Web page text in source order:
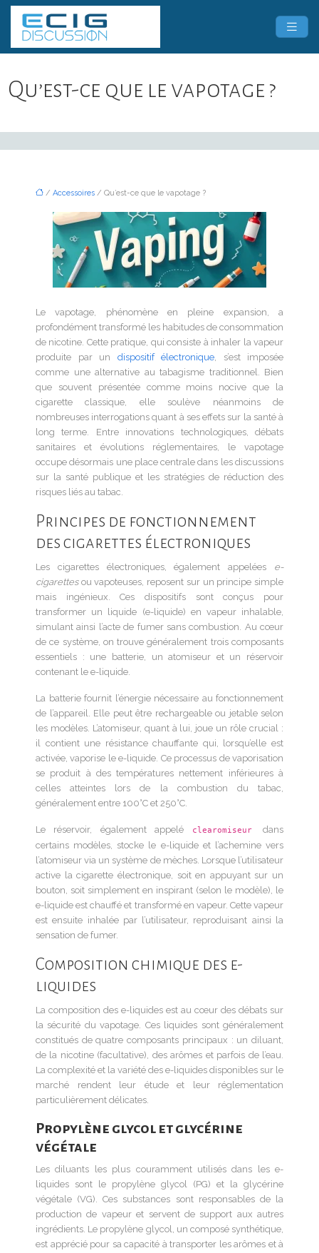
Qu’est-ce que le vapotage ?
/ Accessoires / Qu’est-ce que le vapotage ?
Le vapotage, phénomène en pleine expansion, a
profondément transformé les habitudes de consommation
de nicotine. Cette pratique, qui consiste à inhaler la vapeur
produite par un dispositif électronique, s’est imposée
comme une alternative au tabagisme traditionnel. Bien
que souvent présentée comme moins nocive que la
cigarette classique, elle soulève néanmoins de
nombreuses interrogations quant à ses effets sur la santé à
long terme. Entre innovations technologiques, débats
sanitaires et évolutions réglementaires, le vapotage
occupe désormais une place centrale dans les discussions
sur la santé publique et les stratégies de réduction des
risques liés au tabac.
Principes de fonctionnement
des cigarettes électroniques
Les cigarettes électroniques, également appelées e-
cigarettes ou vapoteuses, reposent sur un principe simple
mais ingénieux. Ces dispositifs sont conçus pour
transformer un liquide (e-liquide) en vapeur inhalable,
simulant ainsi l’acte de fumer sans combustion. Au cœur
de ce système, on trouve généralement trois composants
essentiels : une batterie, un atomiseur et un réservoir
contenant le e-liquide.
La batterie fournit l’énergie nécessaire au fonctionnement
de l’appareil. Elle peut être rechargeable ou jetable selon
les modèles. L’atomiseur, quant à lui, joue un rôle crucial :
il contient une résistance chauffante qui, lorsqu’elle est
activée, vaporise le e-liquide. Ce processus de vaporisation
se produit à des températures nettement inférieures à
celles atteintes lors de la combustion du tabac,
généralement entre 100°C et 250°C.
Le réservoir, également appelé clearomiseurdans
certains modèles, stocke le e-liquide et l’achemine vers
l’atomiseur via un système de mèches. Lorsque l’utilisateur
active la cigarette électronique, soit en appuyant sur un
bouton, soit simplement en inspirant (selon le modèle), le
e-liquide est chauffé et transformé en vapeur. Cette vapeur
est ensuite inhalée par l’utilisateur, reproduisant ainsi la
sensation de fumer.
Composition chimique des e-
liquides
La composition des e-liquides est au cœur des débats sur
la sécurité du vapotage. Ces liquides sont généralement
constitués de quatre composants principaux : un diluant,
de la nicotine (facultative), des arômes et parfois de l’eau.
La complexité et la variété des e-liquides disponibles sur le
marché rendent leur étude et leur réglementation
particulièrement délicates.
Propylène glycol et glycérine
végétale
Les diluants les plus couramment utilisés dans les e-
liquides sont le propylène glycol (PG) et la glycérine
végétale (VG). Ces substances sont responsables de la
production de vapeur et servent de support aux autres
ingrédients. Le propylène glycol, un composé synthétique,
est apprécié pour sa capacité à transporter les arômes et à